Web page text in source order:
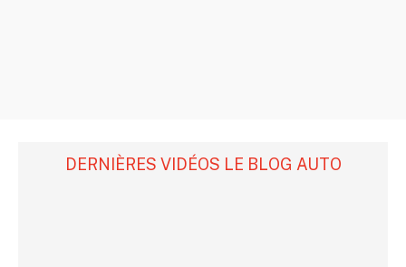
DERNIÈRES VIDÉOS LE BLOG AUTO